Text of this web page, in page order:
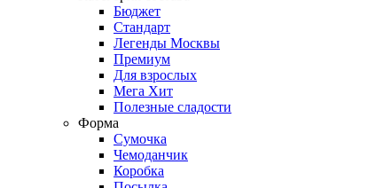
Бюджет
Стандарт
Легенды Москвы
Премиум
Для взрослых
Мега Хит
Полезные сладости
Форма
Сумочка
Чемоданчик
Коробка